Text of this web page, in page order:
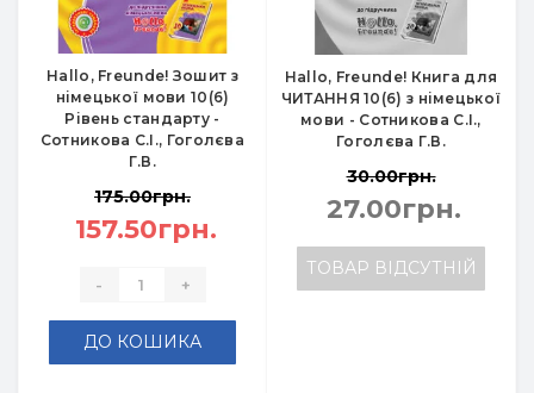
Hallo, Freunde! Зошит з
німецької мови 10(6)
Рівень стандарту -
Сотникова С.І., Гоголєва
Г.В.
175.00грн.
157.50грн.
- +
ДО КОШИКА
Hallo, Freunde! Книга для
ЧИТАННЯ 10(6) з німецької
мови - Сотникова С.І.,
Гоголєва Г.В.
30.00грн.
27.00грн.
ТОВАР ВІДСУТНІЙ